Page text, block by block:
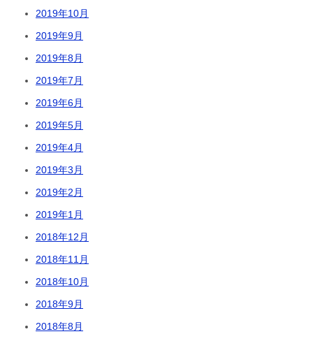
2019年10月
2019年9月
2019年8月
2019年7月
2019年6月
2019年5月
2019年4月
2019年3月
2019年2月
2019年1月
2018年12月
2018年11月
2018年10月
2018年9月
2018年8月